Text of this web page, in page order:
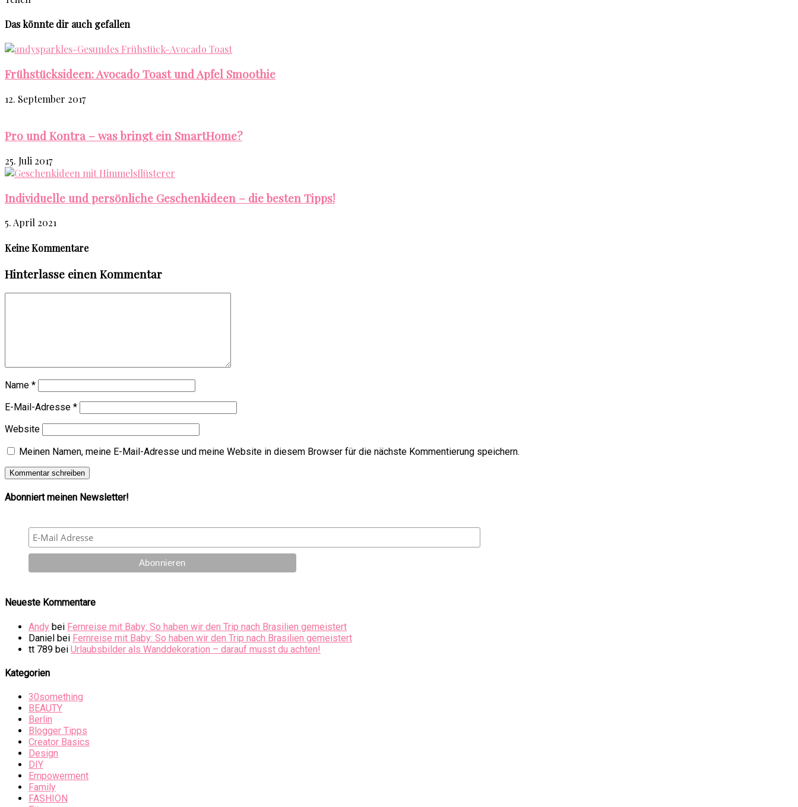
Das könnte dir auch gefallen
Frühstücksideen: Avocado Toast und Apfel Smoothie
12. September 2017
Pro und Kontra – was bringt ein SmartHome?
25. Juli 2017
Individuelle und persönliche Geschenkideen – die besten Tipps!
5. April 2021
Keine Kommentare
Hinterlasse einen Kommentar
Name *
E-Mail-Adresse *
Website
Meinen Namen, meine E-Mail-Adresse und meine Website in diesem Browser für die nächste Kommentierung speichern.
Abonniert meinen Newsletter!
Neueste Kommentare
Andy bei Fernreise mit Baby: So haben wir den Trip nach Brasilien gemeistert
Daniel bei Fernreise mit Baby: So haben wir den Trip nach Brasilien gemeistert
tt 789 bei Urlaubsbilder als Wanddekoration – darauf musst du achten!
Kategorien
30something
BEAUTY
Berlin
Blogger Tipps
Creator Basics
Design
DIY
Empowerment
Family
FASHION